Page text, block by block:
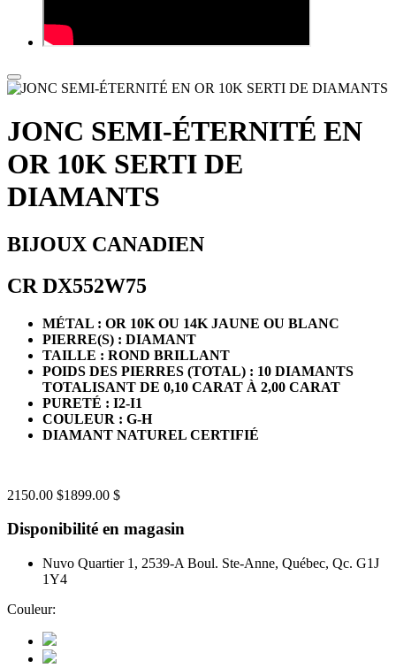
JONC SEMI-ÉTERNITÉ EN
OR 10K SERTI DE
DIAMANTS
BIJOUX CANADIEN
CR DX552W75
MÉTAL : OR 10K OU 14K JAUNE OU BLANC
PIERRE(S) : DIAMANT
TAILLE : ROND BRILLANT
POIDS DES PIERRES (TOTAL) : 10 DIAMANTS
TOTALISANT DE 0,10 CARAT À 2,00 CARAT
PURETÉ : I2-I1
COULEUR : G-H
DIAMANT NATUREL CERTIFIÉ
2150.00 $1899.00 $
Disponibilité en magasin
Nuvo Quartier 1, 2539-A Boul. Ste-Anne, Québec, Qc. G1J
1Y4
Couleur: